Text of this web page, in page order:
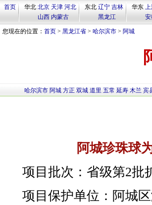
首页 华北 北京 天津 河北
山西 内蒙古
东北 辽宁 吉林
黑龙江
华东
您现在的位置： 首页 > 黑龙江省 > 哈尔滨市 > 阿城
哈尔滨市 阿城 方正 双城 道里 五常 延寿 木兰 宾
阿城珍珠球
项目批次：省级第2批
项目保护单位：阿城